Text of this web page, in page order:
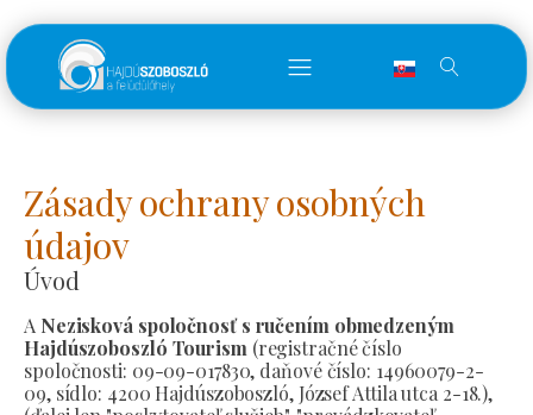
Zásady ochrany osobných
údajov
Úvod
A Nezisková spoločnosť s ručením obmedzeným
Hajdúszoboszló Tourism (registračné číslo
spoločnosti: 09-09-017830, daňové číslo: 14960079-2-
09, sídlo: 4200 Hajdúszoboszló, József Attila utca 2-18.),